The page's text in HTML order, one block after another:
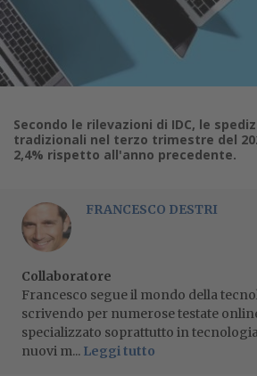
Secondo le rilevazioni di IDC, le
tradizionali nel terzo trimestre del
2,4% rispetto all'anno precedente.
FRANCESCO DESTRI
Collaboratore
Francesco segue il mondo della
scrivendo per numerose testate
specializzato soprattutto in
nuovi m... Leggi tutto